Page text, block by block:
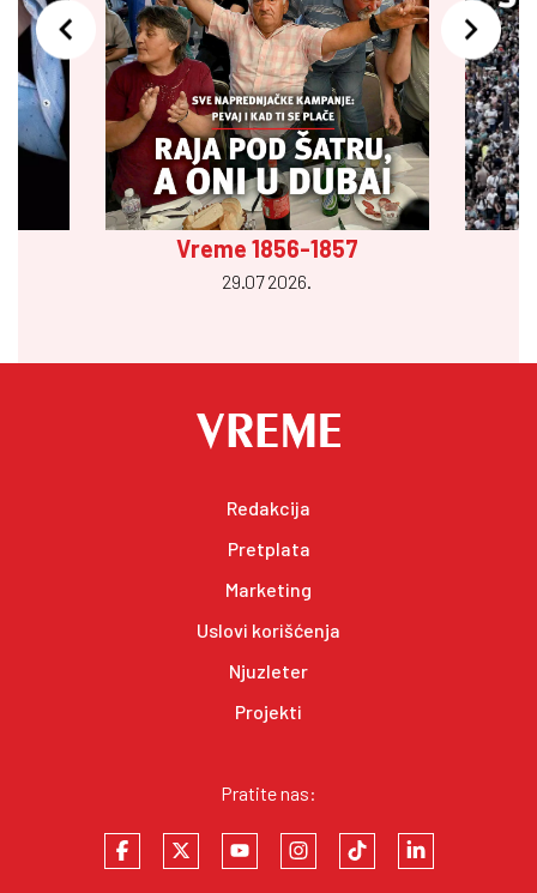
Vreme 1856-1857
29.07 2026.
Redakcija
Pretplata
Marketing
Uslovi korišćenja
Njuzleter
Projekti
Pratite nas: